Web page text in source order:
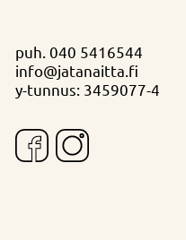
puh. 040 5416544
info@jatanaitta.fi
y-tunnus: 3459077-4